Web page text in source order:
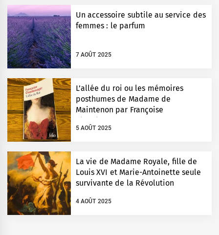
Un accessoire subtile au service des
femmes : le parfum
7 AOÛT 2025
L’allée du roi ou les mémoires
posthumes de Madame de
Maintenon par Françoise
Chandernagor
5 AOÛT 2025
La vie de Madame Royale, fille de
Louis XVI et Marie-Antoinette seule
survivante de la Révolution
4 AOÛT 2025